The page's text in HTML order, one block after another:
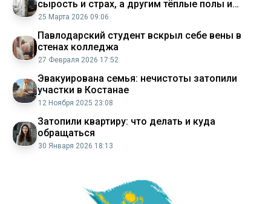
сырость и страх, а другим тёплые полы и
столичный ценник?
25 Марта 2026 09:06
Павлодарский студент вскрыл себе вены в
стенах колледжа
27 Февраля 2026 17:52
Эвакуирована семья: нечистоты затопили
участки в Костанае
12 Ноября 2025 23:08
Затопили квартиру: что делать и куда
обращаться
30 Января 2026 18:13